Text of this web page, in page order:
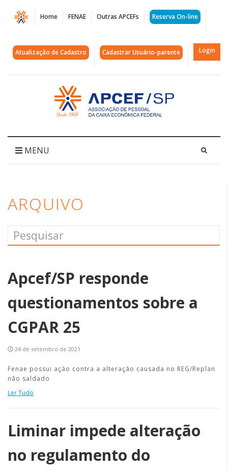
Página
Arquivos
cgpar25
APCEF/SP
Home FENAE Outras APCEFs Reserva On-line
Atualização de Cadastro Cadastrar Usuário-parente Login
Acessar
página
inicial
MENU
ARQUIVO
Apcef/SP responde
questionamentos sobre a
CGPAR 25
24 de setembro de 2021
Fenae possui ação contra a alteração causada no REG/Replan
não saldado
Ler Tudo
Liminar impede alteração
no regulamento do